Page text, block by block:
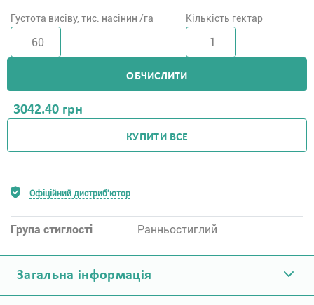
Густота висіву, тис. насінин /га Кількість гектар
ОБЧИСЛИТИ
3042.40 грн
КУПИТИ ВСЕ
Офіційний дистриб'ютор
Група стиглості Ранньостиглий
Загальна інформація